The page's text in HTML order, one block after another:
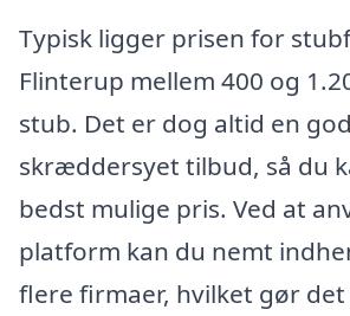
Typisk ligger prisen for
Flinterup mellem 400 og
stub. Det er dog altid en
skræddersyet tilbud, så du
bedst mulige pris. Ved at
platform kan du nemt
flere firmaer, hvilket gør